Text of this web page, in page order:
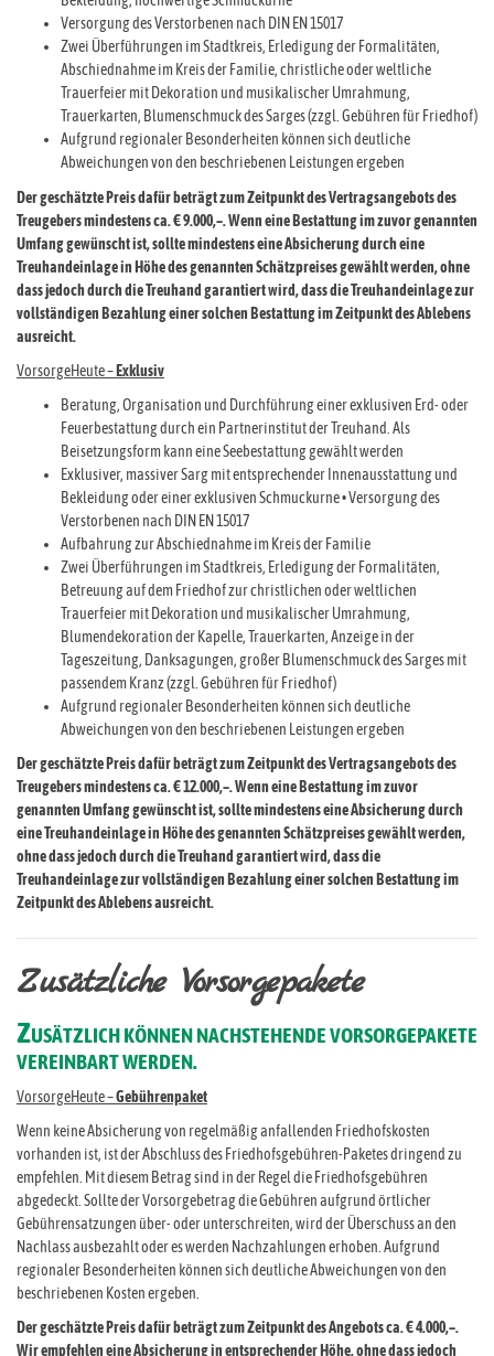
Versorgung des Verstorbenen nach DIN EN 15017
Zwei Überführungen im Stadtkreis, Erledigung der Formalitäten,
Abschiednahme im Kreis der Familie, christliche oder weltliche
Trauerfeier mit Dekoration und musikalischer Umrahmung,
Trauerkarten, Blumenschmuck des Sarges (zzgl. Gebühren für Friedhof)
Aufgrund regionaler Besonderheiten können sich deutliche
Abweichungen von den beschriebenen Leistungen ergeben
Der geschätzte Preis dafür beträgt zum Zeitpunkt des Vertragsangebots des
Treugebers mindestens ca. € 9.000,–. Wenn eine Bestattung im zuvor genannten
Umfang gewünscht ist, sollte mindestens eine Absicherung durch eine
Treuhandeinlage in Höhe des genannten Schätzpreises gewählt werden, ohne
dass jedoch durch die Treuhand garantiert wird, dass die Treuhandeinlage zur
vollständigen Bezahlung einer solchen Bestattung im Zeitpunkt des Ablebens
ausreicht.
VorsorgeHeute – Exklusiv
Beratung, Organisation und Durchführung einer exklusiven Erd- oder
Feuerbestattung durch ein Partnerinstitut der Treuhand. Als
Beisetzungsform kann eine Seebestattung gewählt werden
Exklusiver, massiver Sarg mit entsprechender Innenausstattung und
Bekleidung oder einer exklusiven Schmuckurne • Versorgung des
Verstorbenen nach DIN EN 15017
Aufbahrung zur Abschiednahme im Kreis der Familie
Zwei Überführungen im Stadtkreis, Erledigung der Formalitäten,
Betreuung auf dem Friedhof zur christlichen oder weltlichen
Trauerfeier mit Dekoration und musikalischer Umrahmung,
Blumendekoration der Kapelle, Trauerkarten, Anzeige in der
Tageszeitung, Danksagungen, großer Blumenschmuck des Sarges mit
passendem Kranz (zzgl. Gebühren für Friedhof)
Aufgrund regionaler Besonderheiten können sich deutliche
Abweichungen von den beschriebenen Leistungen ergeben
Der geschätzte Preis dafür beträgt zum Zeitpunkt des Vertragsangebots des
Treugebers mindestens ca. € 12.000,–. Wenn eine Bestattung im zuvor
genannten Umfang gewünscht ist, sollte mindestens eine Absicherung durch
eine Treuhandeinlage in Höhe des genannten Schätzpreises gewählt werden,
ohne dass jedoch durch die Treuhand garantiert wird, dass die
Treuhandeinlage zur vollständigen Bezahlung einer solchen Bestattung im
Zeitpunkt des Ablebens ausreicht.
Zusätzliche Vorsorgepakete
ZUSÄTZLICH KÖNNEN NACHSTEHENDE VORSORGEPAKETE
VEREINBART WERDEN.
VorsorgeHeute –Gebührenpaket
Wenn keine Absicherung von regelmäßig anfallenden Friedhofskosten
vorhanden ist, ist der Abschluss des Friedhofsgebühren-Paketes dringend zu
empfehlen. Mit diesem Betrag sind in der Regel die Friedhofsgebühren
abgedeckt. Sollte der Vorsorgebetrag die Gebühren aufgrund örtlicher
Gebührensatzungen über- oder unterschreiten, wird der Überschuss an den
Nachlass ausbezahlt oder es werden Nachzahlungen erhoben. Aufgrund
regionaler Besonderheiten können sich deutliche Abweichungen von den
beschriebenen Kosten ergeben.
Der geschätzte Preis dafür beträgt zum Zeitpunkt des Angebots ca. € 4.000,–.
Wir empfehlen eine Absicherung in entsprechender Höhe, ohne dass jedoch